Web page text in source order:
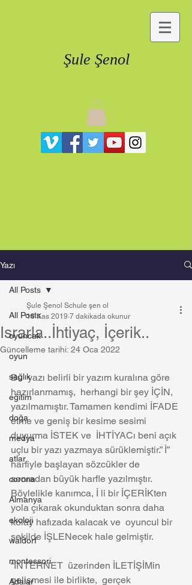
Şule Şenol
Yazı
All Posts
oyuncak
oyun
sağlık
eğitim
doğa
medya
atlar
corona
Almanya
ekoloji
waldorf
montessori
Adalar
All Posts
Israrla..İhtiyaç, İçerik..
Şule Şenol Schule şen ol
16 Kas 2019 7 dakikada okunur
Güncelleme tarihi: 24 Oca 2022
Bu  yazı belirli bir yazım kuralına göre
hazırlanmamış,  herhangi bir şey İÇİN,
yazılmamıştır. Tamamen kendimi İFADE
etme ve geniş bir kesime sesimi
duyurma İSTEK ve  İHTİYACı beni açık
uçlu bir yazı yazmaya sürüklemiştir.” İ”
harfiyle başlayan sözcükler de
sonradan büyük harfle yazılmıştır.
Böylelikle kanımca, İ li bir İÇERİKten
yola çıkarak okunduktan sonra daha
kolay hafızada kalacak ve  oyuncul bir
şekilde İŞLENecek hale gelmiştir.
“İNTERNET  üzerinden İLETİŞİMin
gelişmesi ile birlikte,  gerçek